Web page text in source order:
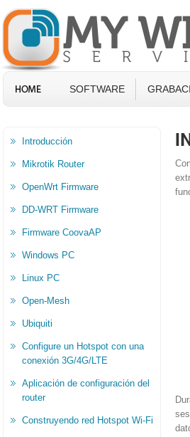
SOFTWARE
Introducción
Mikrotik Router
OpenWrt Firmware
DD-WRT Firmware
Firmware CoovaAP
Windows PC
Linux PC
Open-Mesh
Ubiquiti
Configure un Hotspot con una
conexión 3G/4G/LTE
Aplicación de configuración del
router
Construyendo red Hotspot Wi-Fi